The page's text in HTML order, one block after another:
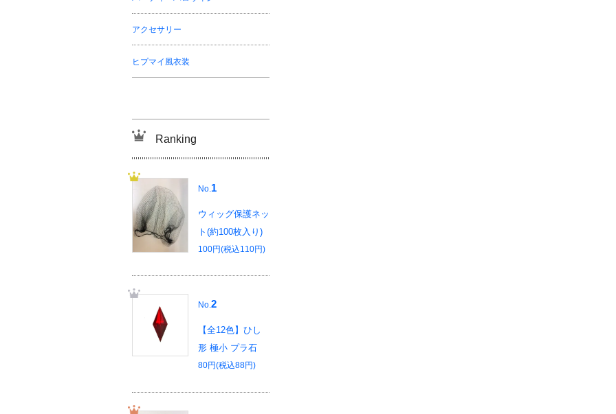
アクセサリー
ヒプマイ風衣装
Ranking
No. 1
ウィッグ保護ネッ
ト(約100枚入り)
100円(税込110円)
No.2
【全12色】ひし
形 極小 プラ石
80円(税込88円)